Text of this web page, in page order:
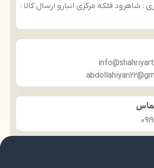
: شاهرود فلکه مرکزی انبارو ارسال کالا :